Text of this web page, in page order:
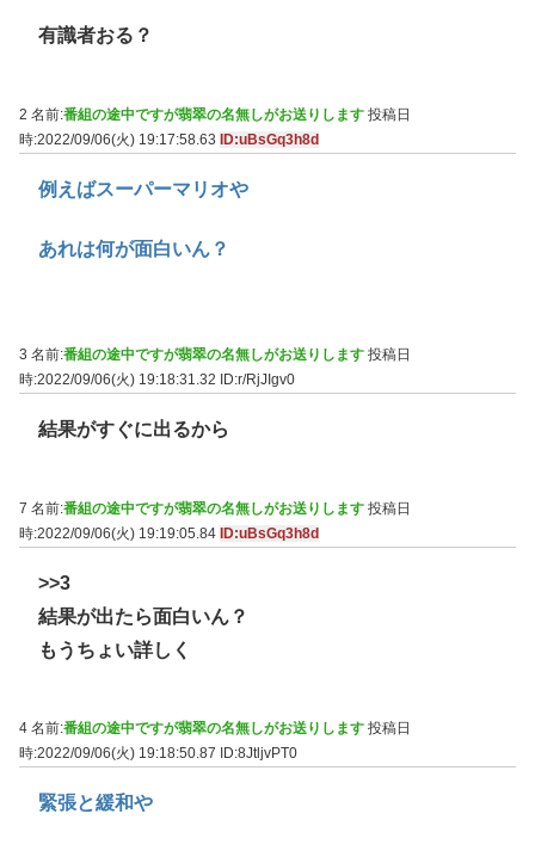
有識者おる？
2 名前:番組の途中ですが翡翠の名無しがお送りします 投稿日
時:2022/09/06(火) 19:17:58.63 ID:uBsGq3h8d
例えばスーパーマリオや
あれは何が面白いん？
3 名前:番組の途中ですが翡翠の名無しがお送りします 投稿日
時:2022/09/06(火) 19:18:31.32
ID:r/RjJIgv0
結果がすぐに出るから
7 名前:番組の途中ですが翡翠の名無しがお送りします 投稿日
時:2022/09/06(火) 19:19:05.84 ID:uBsGq3h8d
>>3
結果が出たら面白いん？
もうちょい詳しく
4 名前:番組の途中ですが翡翠の名無しがお送りします 投稿日
時:2022/09/06(火) 19:18:50.87
ID:8JtljvPT0
緊張と緩和や